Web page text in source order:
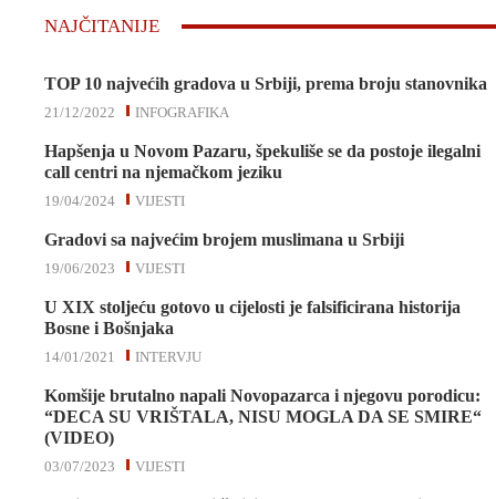
NAJČITANIJE
TOP 10 najvećih gradova u Srbiji, prema broju stanovnika
INFOGRAFIKA
21/12/2022
Hapšenja u Novom Pazaru, špekuliše se da postoje ilegalni
call centri na njemačkom jeziku
VIJESTI
19/04/2024
Gradovi sa najvećim brojem muslimana u Srbiji
VIJESTI
19/06/2023
U XIX stoljeću gotovo u cijelosti je falsificirana historija
Bosne i Bošnjaka
INTERVJU
14/01/2021
Komšije brutalno napali Novopazarca i njegovu porodicu:
“DECA SU VRIŠTALA, NISU MOGLA DA SE SMIRE“
(VIDEO)
VIJESTI
03/07/2023